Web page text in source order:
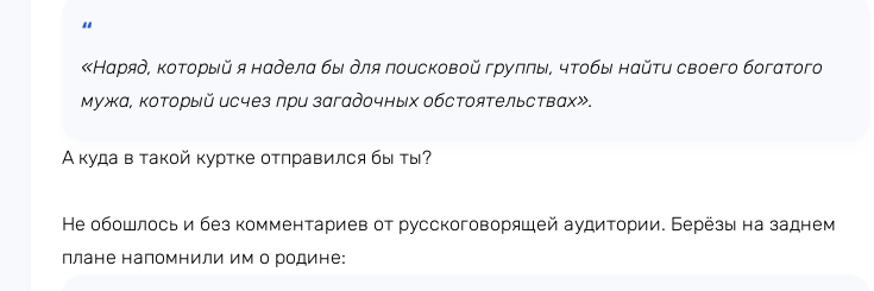
«Наряд, который я надела бы для поисковой группы, чтобы найти своего богатого
мужа, который исчез при загадочных обстоятельствах».
А куда в такой куртке отправился бы ты?
Не обошлось и без комментариев от русскоговорящей аудитории. Берёзы на заднем
плане напомнили им о родине: